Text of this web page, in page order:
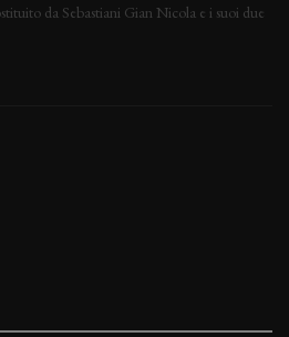
da Sebastiani Gian Nicola e i suoi due